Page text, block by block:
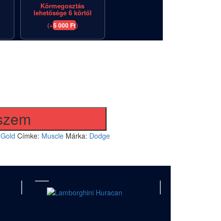
Körmegosztás
lehetősége 6 körtől
(+5 000 Ft)
Gold Címke: Muscle Márka: Dodge